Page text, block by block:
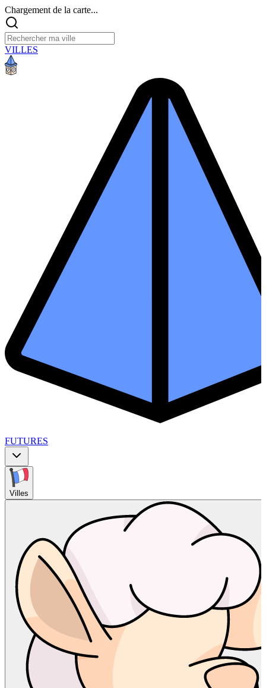
Chargement de la carte...
VILLES
FUTURES
Villes